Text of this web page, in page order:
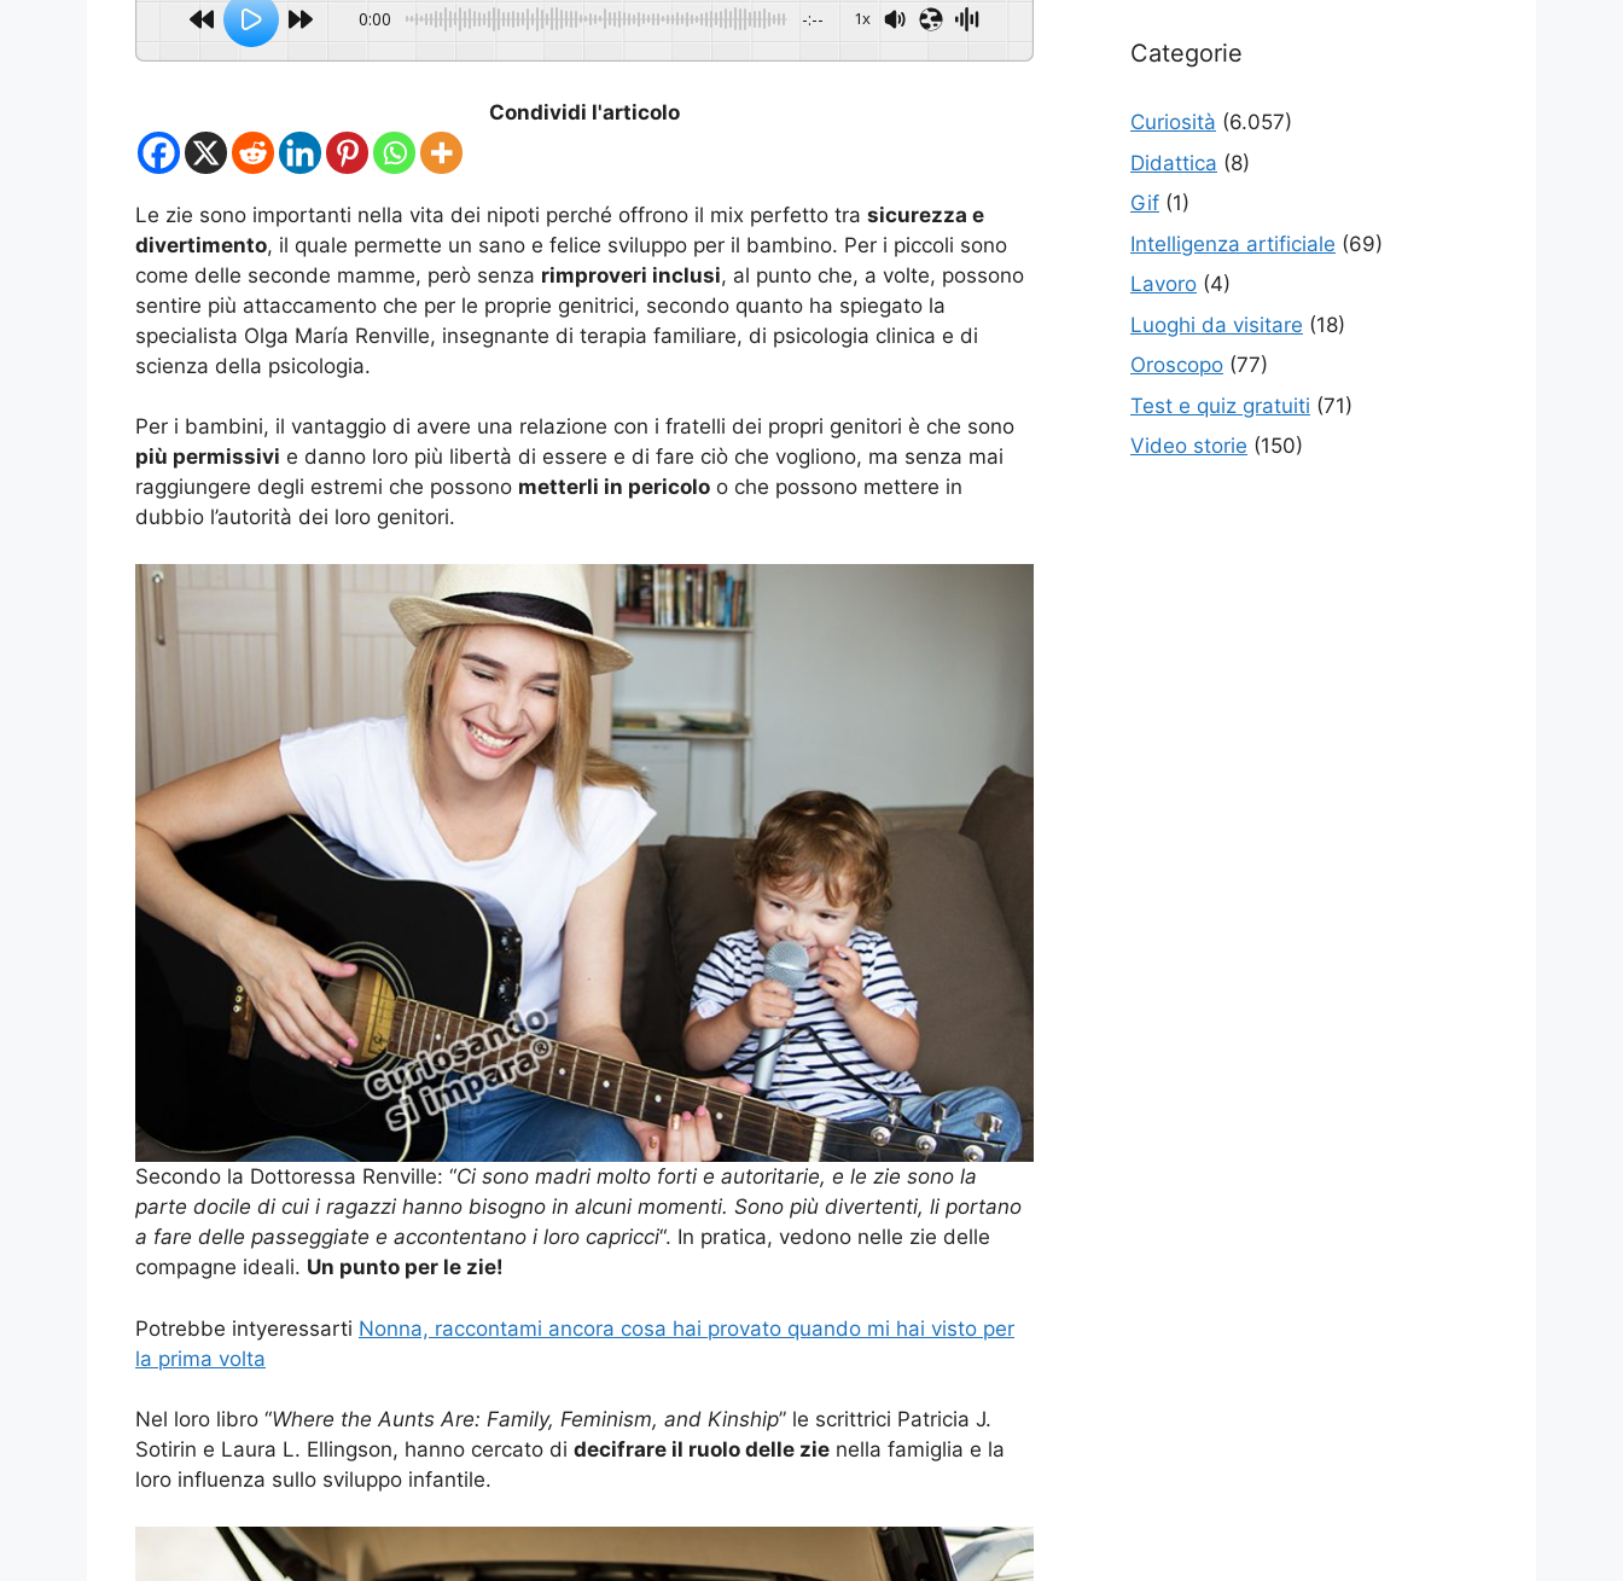
0:00 -:-- 1x
Condividi l'articolo
Le zie sono importanti nella vita dei nipoti perché offrono il mix perfetto tra sicurezza e
divertimento, il quale permette un sano e felice sviluppo per il bambino. Per i piccoli sono
come delle seconde mamme, però senza rimproveri inclusi, al punto che, a volte, possono
sentire più attaccamento che per le proprie genitrici, secondo quanto ha spiegato la
specialista Olga María Renville, insegnante di terapia familiare, di psicologia clinica e di
scienza della psicologia.
Per i bambini, il vantaggio di avere una relazione con i fratelli dei propri genitori è che sono
più permissivi e danno loro più libertà di essere e di fare ciò che vogliono, ma senza mai
raggiungere degli estremi che possono metterli in pericolo o che possono mettere in
dubbio l’autorità dei loro genitori.
Secondo la Dottoressa Renville: “Ci sono madri molto forti e autoritarie, e le zie sono la
parte docile di cui i ragazzi hanno bisogno in alcuni momenti. Sono più divertenti, li portano
a fare delle passeggiate e accontentano i loro capricci“. In pratica, vedono nelle zie delle
compagne ideali. Un punto per le zie!
Potrebbe intyeressarti Nonna, raccontami ancora cosa hai provato quando mi hai visto per
la prima volta
Nel loro libro “Where the Aunts Are: Family, Feminism, and Kinship” le scrittrici Patricia J.
Sotirin e Laura L. Ellingson, hanno cercato di decifrare il ruolo delle zie nella famiglia e la
loro influenza sullo sviluppo infantile.
Categorie
Curiosità (6.057)
Didattica (8)
Gif (1)
Intelligenza artificiale (69)
Lavoro (4)
Luoghi da visitare (18)
Oroscopo (77)
Test e quiz gratuiti (71)
Video storie (150)